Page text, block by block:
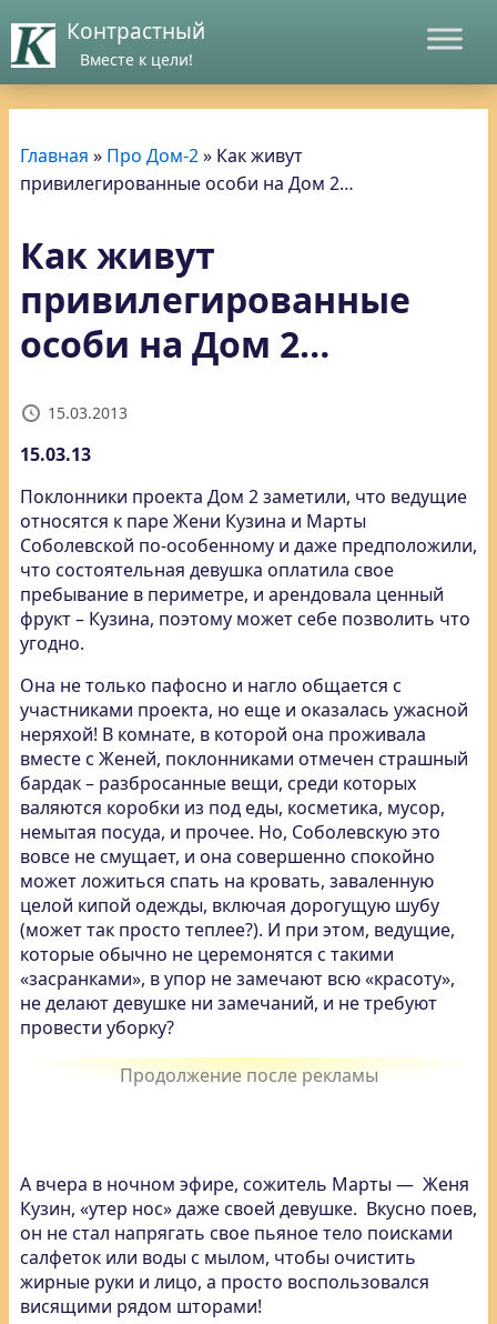
Контрастный
Вместе к цели!
Главная » Про Дом-2» Как живут
привилегированные особи на Дом 2…
Как живут
привилегированные
особи на Дом 2…
15.03.2013
15.03.13
Поклонники проекта Дом 2 заметили, что ведущие
относятся к паре Жени Кузина и Марты
Соболевской по-особенному и даже предположили,
что состоятельная девушка оплатила свое
пребывание в периметре, и арендовала ценный
фрукт – Кузина, поэтому может себе позволить что
угодно.
Она не только пафосно и нагло общается с
участниками проекта, но еще и оказалась ужасной
неряхой! В комнате, в которой она проживала
вместе с Женей, поклонниками отмечен страшный
бардак – разбросанные вещи, среди которых
валяются коробки из под еды, косметика, мусор,
немытая посуда, и прочее. Но, Соболевскую это
вовсе не смущает, и она совершенно спокойно
может ложиться спать на кровать, заваленную
целой кипой одежды, включая дорогущую шубу
(может так просто теплее?). И при этом, ведущие,
которые обычно не церемонятся с такими
«засранками», в упор не замечают всю «красоту»,
не делают девушке ни замечаний, и не требуют
провести уборку?
А вчера в ночном эфире, сожитель Марты — Женя
Кузин, «утер нос» даже своей девушке. Вкусно поев,
он не стал напрягать свое пьяное тело поисками
салфеток или воды с мылом, чтобы очистить
жирные руки и лицо, а просто воспользовался
висящими рядом шторами!